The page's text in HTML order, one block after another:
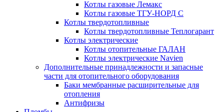
Котлы газовые Лемакс
Котлы газовые ТГУ-НОРД С
Котлы твердотопливные
Котлы твердотопливные Теплогарант
Котлы электрические
Котлы отопительные ГАЛАН
Котлы электрические Navien
Дополнительные принадлежности и запасные
части для отопительного оборудования
Баки мембранные расширительные для
отопления
Антифризы